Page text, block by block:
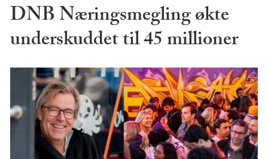
DNB Næringsmegling økte
underskuddet til 45 millioner